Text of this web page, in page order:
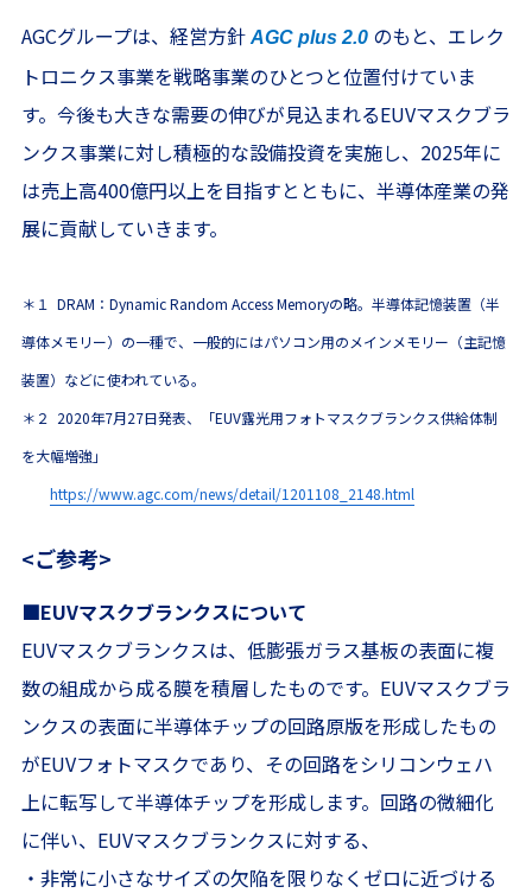
AGCグループは、経営方針AGC plus 2.0のもと、エレク
トロニクス事業を戦略事業のひとつと位置付けていま
す。今後も大きな需要の伸びが見込まれるEUVマスクブラ
ンクス事業に対し積極的な設備投資を実施し、2025年に
は売上高400億円以上を目指すとともに、半導体産業の発
展に貢献していきます。
＊１ DRAM：Dynamic Random Access Memoryの略。半導体記憶装置（半
導体メモリー）の一種で、一般的にはパソコン用のメインメモリー（主記憶
装置）などに使われている。
＊２ 2020年7月27日発表、「EUV露光用フォトマスクブランクス供給体制
を大幅増強」
https://www.agc.com/news/detail/1201108_2148.html
<ご参考>
■EUVマスクブランクスについて
EUVマスクブランクスは、低膨張ガラス基板の表面に複
数の組成から成る膜を積層したものです。EUVマスクブラ
ンクスの表面に半導体チップの回路原版を形成したもの
がEUVフォトマスクであり、その回路をシリコンウェハ
上に転写して半導体チップを形成します。回路の微細化
に伴い、EUVマスクブランクスに対する、
・非常に小さなサイズの欠陥を限りなくゼロに近づける